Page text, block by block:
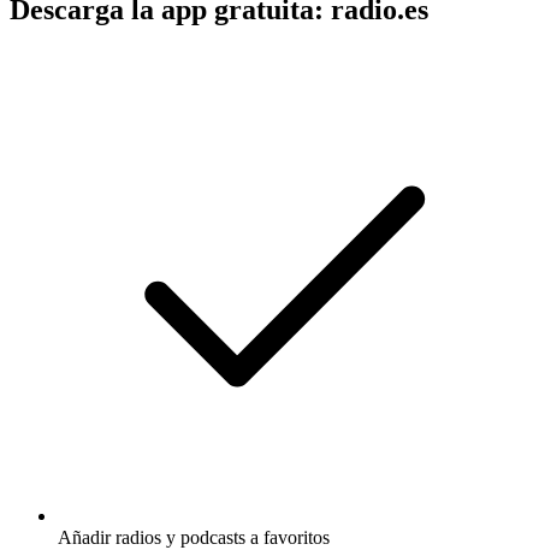
Descarga la app gratuita: radio.es
Añadir radios y podcasts a favoritos